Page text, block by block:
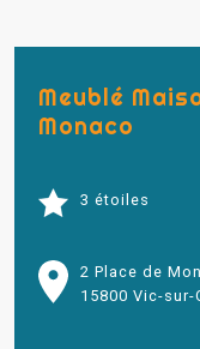
Meublé
Monaco
3 étoiles
2 Place de
15800 Vic-sur-